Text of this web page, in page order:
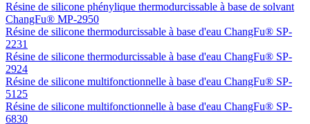
Résine de silicone phénylique thermodurcissable à base de solvant
ChangFu® MP-2950
Résine de silicone thermodurcissable à base d'eau ChangFu® SP-
2231
Résine de silicone thermodurcissable à base d'eau ChangFu® SP-
2924
Résine de silicone multifonctionnelle à base d'eau ChangFu® SP-
5125
Résine de silicone multifonctionnelle à base d'eau ChangFu® SP-
6830